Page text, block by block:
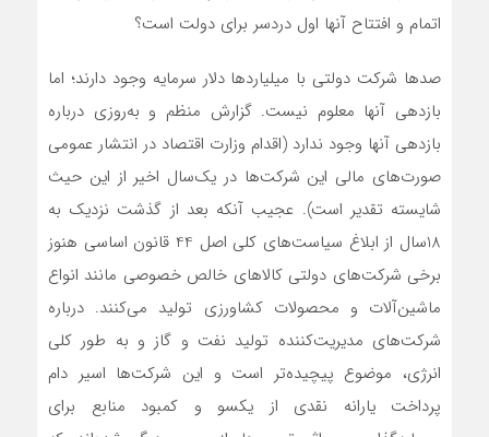
اتمام و افتتاح آنها اول دردسر برای دولت است؟
صدها شرکت دولتی با میلیاردها دلار سرمایه وجود دارند؛ اما
بازدهی آنها معلوم نیست. گزارش منظم و به‌روزی درباره
بازدهی آنها وجود ندارد (اقدام وزارت اقتصاد در انتشار عمومی
صورت‌های مالی این شرکت‌ها در یک‌سال اخیر از این حیث
شایسته تقدیر است). عجیب آنکه بعد از گذشت نزدیک به
18سال از ابلاغ سیاست‌های کلی اصل 44 قانون اساسی هنوز
برخی شرکت‌های دولتی کالاهای خالص خصوصی مانند انواع
ماشین‌آلات و محصولات کشاورزی تولید می‌کنند. درباره
شرکت‌های مدیریت‌کننده تولید نفت و گاز و به طور کلی
انرژی، موضوع پیچیده‌تر است و این شرکت‌ها اسیر دام
پرداخت یارانه نقدی از یکسو و کمبود منابع برای